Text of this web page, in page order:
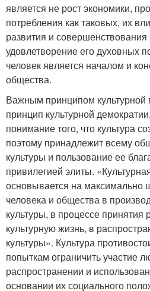
является не рост экономики,
потребления как таковых, их
развития и совершенствования
удовлетворение его духовных
человек является началом и
общества.
Важным принципом культурной
принцип культурной
понимание того, что культура
поэтому принадлежит всему
культуры и пользование ее
привилегией элиты.
основывается на максимально
человека и общества в
культуры, в процессе
культурную жизнь, в
культуры». Культура
попыткам ограничить участие
распространении и
основании их социального